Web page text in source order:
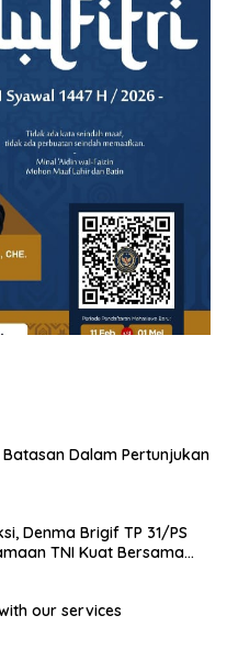
Dalam Pertunjukan
Denma Brigif TP 31/PS
TNI Kuat Bersama
our services